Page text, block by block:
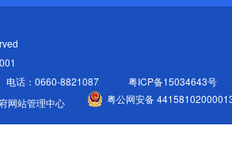
电话：0660-8821087
粤ICP备15034643号
网站管理中心 粤公网安备